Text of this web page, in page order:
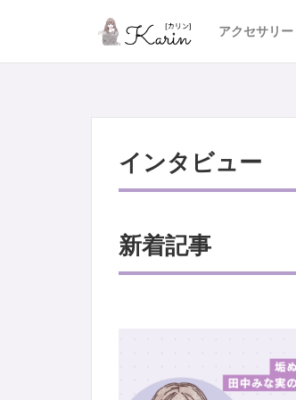
アクセサリー
インタビュー
新着記事